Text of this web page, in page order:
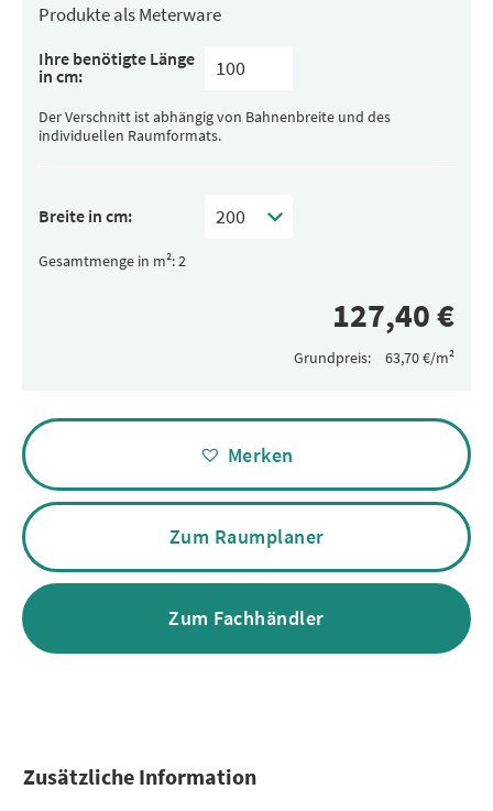
Produkte als Meterware
Ihre benötigte Länge
in cm:
Der Verschnitt ist abhängig von Bahnenbreite und des
individuellen Raumformats.
Breite in cm:
Gesamtmenge in m²:
Grundpreis:
Alternative:
Merken
Zum Raumplaner
Zum Fachhändler
Zusätzliche Information